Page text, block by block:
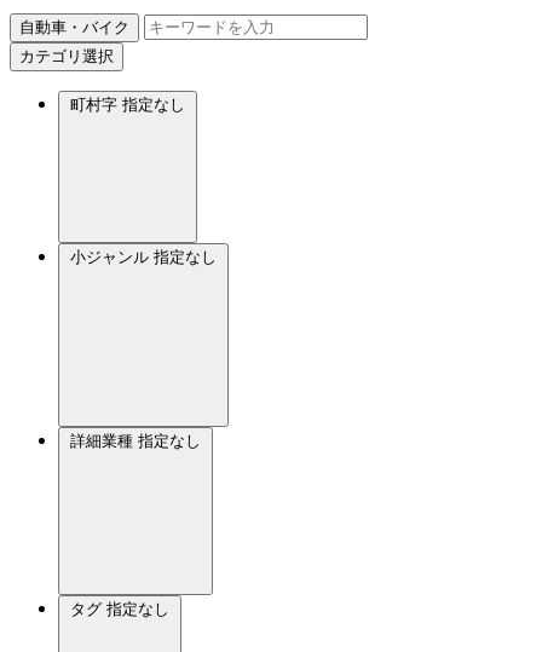
自動車・バイク
カテゴリ選択
町村字 指定なし
小ジャンル 指定なし
詳細業種 指定なし
タグ 指定なし